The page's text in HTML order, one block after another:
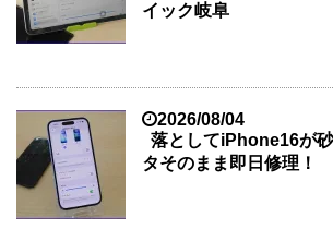
イック岐阜
2026/08/04
落としてiPhone16が
タそのまま即日修理！